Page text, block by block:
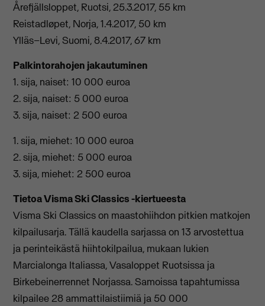
Årefjällsloppet, Ruotsi, 25.3.2017, 55 km
Reistadløpet, Norja, 1.4.2017, 50 km
Ylläs–Levi, Suomi, 8.4.2017, 67 km
Palkintorahojen jakautuminen
1. sija, naiset: 10 000 euroa
2. sija, naiset: 5 000 euroa
3. sija, naiset: 2 500 euroa
1. sija, miehet: 10 000 euroa
2. sija, miehet: 5 000 euroa
3. sija, miehet: 2 500 euroa
Tietoa Visma Ski Classics -kiertueesta
Visma Ski Classics on maastohiihdon pitkien matkojen
kilpailusarja. Tällä kaudella sarjassa on 13 arvostettua
ja perinteikästä hiihtokilpailua, mukaan lukien
Marcialonga Italiassa, Vasaloppet Ruotsissa ja
Birkebeinerrennet Norjassa. Samoissa tapahtumissa
kilpailee 28 ammattilaistiimiä ja 50 000